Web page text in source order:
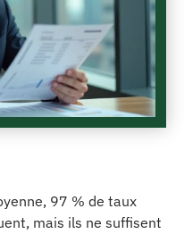
97 % de taux
mais ils ne suffisent